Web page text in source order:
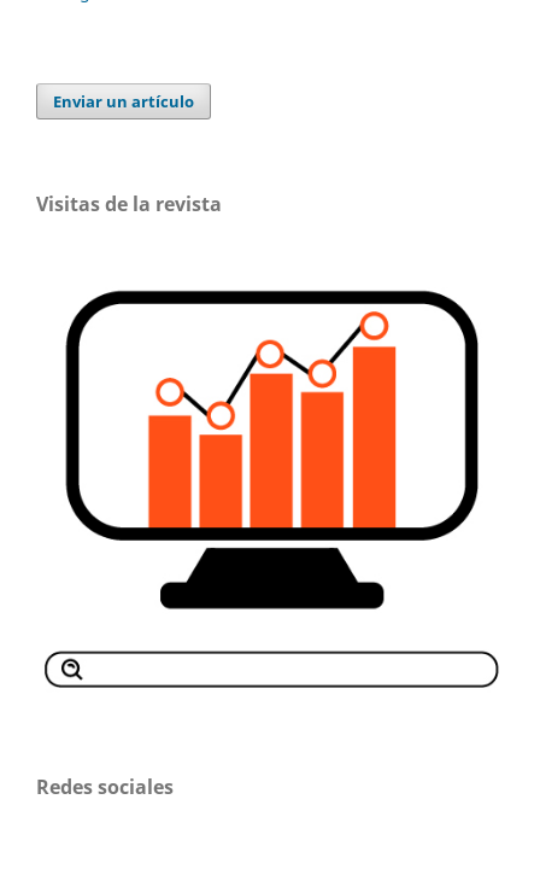
Enviar un artículo
Visitas de la revista
Redes sociales